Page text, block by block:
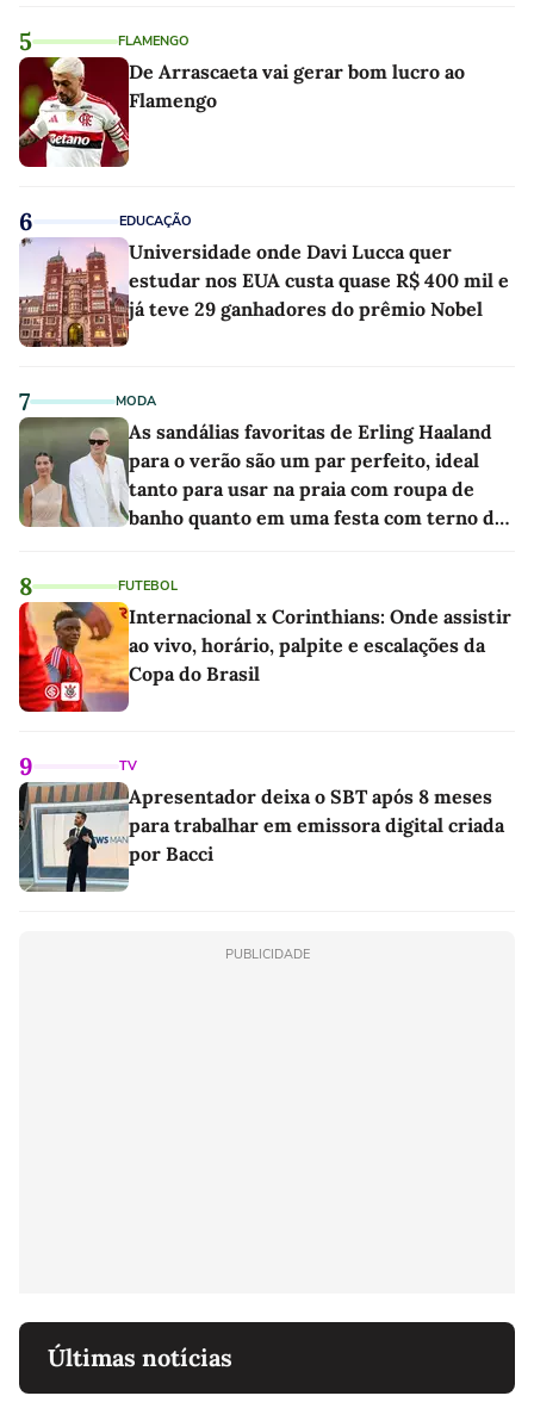
5 FLAMENGO
De Arrascaeta vai gerar bom lucro ao
Flamengo
6 EDUCAÇÃO
Universidade onde Davi Lucca quer
estudar nos EUA custa quase R$ 400 mil e
já teve 29 ganhadores do prêmio Nobel
7 MODA
As sandálias favoritas de Erling Haaland
para o verão são um par perfeito, ideal
tanto para usar na praia com roupa de
banho quanto em uma festa com terno de
8 FUTEBOL
Internacional x Corinthians: Onde assistir
ao vivo, horário, palpite e escalações da
Copa do Brasil
9 TV
Apresentador deixa o SBT após 8 meses
para trabalhar em emissora digital criada
por Bacci
PUBLICIDADE
Últimas notícias